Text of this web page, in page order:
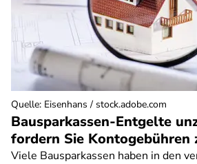
Bausparkassen-Entgelte
fordern Sie Kontogebühren
Viele Bausparkassen haben in den
Quelle: Eisenhans / stock.adobe.com